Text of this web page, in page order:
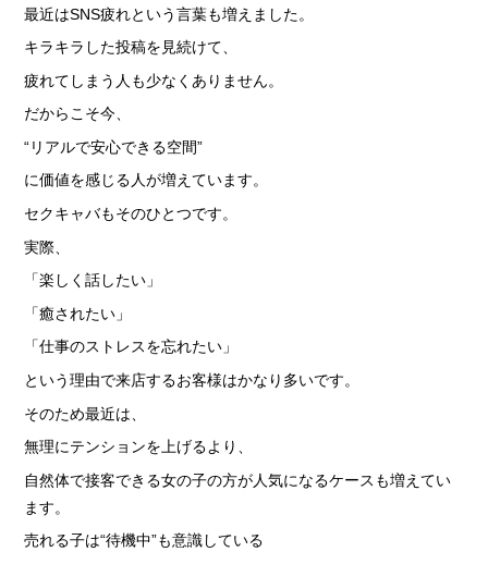
最近はSNS疲れという言葉も増えました。
キラキラした投稿を見続けて、
疲れてしまう人も少なくありません。
だからこそ今、
“リアルで安心できる空間”
に価値を感じる人が増えています。
セクキャバもそのひとつです。
実際、
「楽しく話したい」
「癒されたい」
「仕事のストレスを忘れたい」
という理由で来店するお客様はかなり多いです。
そのため最近は、
無理にテンションを上げるより、
自然体で接客できる女の子の方が人気になるケースも増えてい
ます。
売れる子は“待機中”も意識している